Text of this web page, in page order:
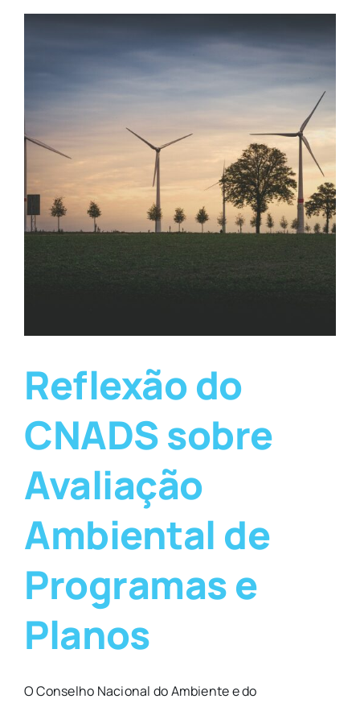
Reflexão do
CNADS sobre
Avaliação
Ambiental de
Programas e
Planos
O Conselho Nacional do Ambiente e do